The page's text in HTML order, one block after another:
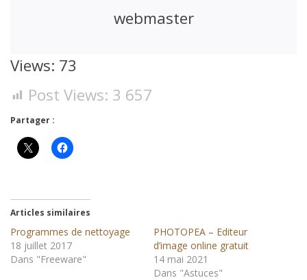
webmaster
Views: 73
Post Views: 3 657
Partager :
Articles similaires
Programmes de nettoyage
18 juillet 2017
Dans "Freeware"
PHOTOPEA – Editeur
d’image online gratuit
14 mai 2021
Dans "Astuces"